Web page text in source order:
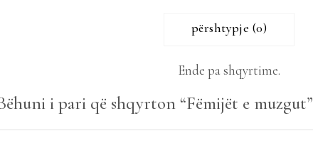
përshtypje (0)
Ende pa shqyrtime.
i pari që shqyrton “Fëmijët e muzgut”